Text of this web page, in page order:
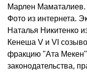
Марлен Маматалиев.
Фото из интернета.
Наталья Никитенко
Кенеша V и VI
фракцию "Ата
законодательства,